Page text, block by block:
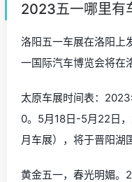
2023五一哪里有
洛阳五一车展在洛阳上
一国际汽车博览会将在
太原车展时间表：
0。5月18日-5月22日
月车展），将于晋阳湖
黄金五一，春光明媚。